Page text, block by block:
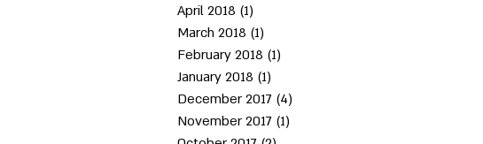
April 2018 (1)
March 2018 (1)
February 2018 (1)
January 2018 (1)
December 2017 (4)
November 2017 (1)